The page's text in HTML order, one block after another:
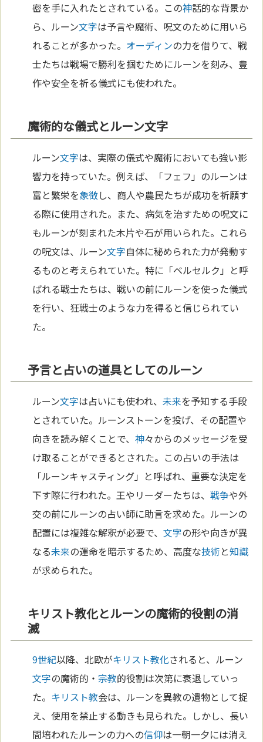
密を手に入れたとされている。この神話的な背景か
ら、ルーン文字は予言や魔術、呪文のために用いら
れることが多かった。 オーディンの力を借りて、戦
士たちは戦場で勝利を掴むためにルーンを刻み、豊
作や安全を祈る儀式にも使われた。
魔術的な儀式とルーン文字
ルーン文字は、実際の儀式や魔術においても強い影
響力を持っていた。例えば、「フェフ」のルーンは
富と繁栄を象徴し、商人や農民たちが成功を祈願す
る際に使用された。また、病気を治すための呪文に
もルーンが刻まれた木片や石が用いられた。これら
の呪文は、ルーン文字自体に秘められた力が発動す
るものと考えられていた。特に「ベルセルク」と呼
ばれる戦士たちは、戦いの前にルーンを使った儀式
を行い、狂戦士のような力を得ると信じられてい
た。
予言と占いの道具としてのルーン
ルーン文字は占いにも使われ、未来を予知する手段
とされていた。ルーンストーンを投げ、その配置や
向きを読み解くことで、神々からのメッセージを受
け取ることができるとされた。この占いの手法は
「ルーンキャスティング」と呼ばれ、重要な決定を
下す際に行われた。王やリーダーたちは、戦争や外
交の前にルーンの占い師に助言を求めた。ルーンの
配置には複雑な解釈が必要で、文字の形や向きが異
なる未来の運命を暗示するため、高度な技術と知識
が求められた。
キリスト教化とルーンの魔術的役割の消
滅
9世紀以降、北欧がキリスト教化されると、ルーン
文字の魔術的・ 宗教的役割は次第に衰退していっ
た。 キリスト教会は、ルーンを異教の遺物として捉
え、使用を禁止する動きも見られた。しかし、長い
間培われたルーンの力への信仰は一朝一夕には消え